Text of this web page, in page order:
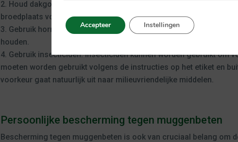
Houd dakgoten en afvoeren schoon: Verstopte dakgoten en
broedplaats voor muggen worden. Het is belangrijk om ze
Gebruik horren: horren kunnen worden gebruikt om deuren en
houden.
Gebruik insecticiden: Insecticiden kunnen worden gebruikt om
moeten worden gebruikt volgens de instructies op het etiket en
voorkeur gaat natuurlijk uit naar milieuvriendelijke middelen.
Persoonlijke bescherming tegen muggenbeten
Bescherming tegen muggenbeten is ook van cruciaal belang om
Accepteer Instellingen